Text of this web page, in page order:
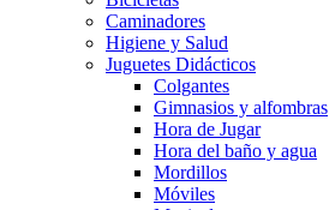
Caminadores
Higiene y Salud
Juguetes Didácticos
Colgantes
Gimnasios y alfombras
Hora de Jugar
Hora del baño y agua
Mordillos
Móviles